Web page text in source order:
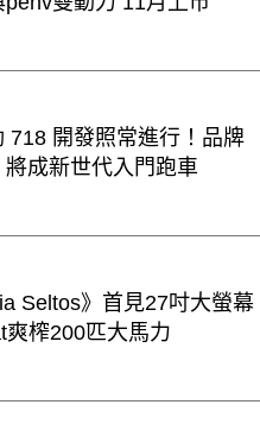
718 開發照常進行！品牌
成新世代入門跑車
Seltos》首見27吋大螢幕
榨200匹大馬力